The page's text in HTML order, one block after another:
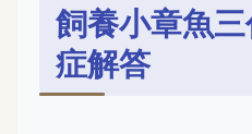
飼養小章魚
症解答